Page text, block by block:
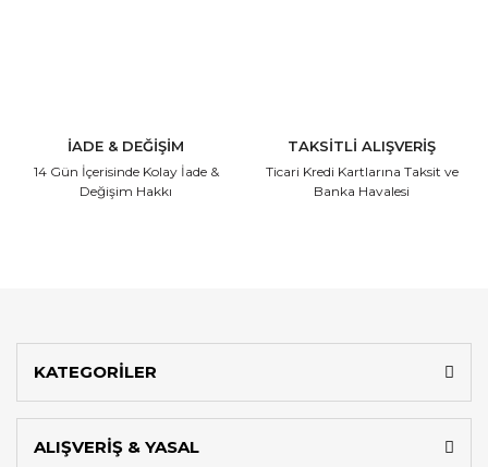
İADE & DEĞİŞİM
14 Gün İçerisinde Kolay İade &
Değişim Hakkı
TAKSİTLİ ALIŞVERİŞ
Ticari Kredi Kartlarına Taksit ve
Banka Havalesi
KATEGORİLER
ALIŞVERİŞ & YASAL